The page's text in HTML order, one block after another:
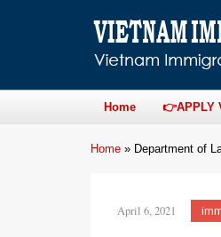
Home 👉APPLY
Home » Department of
April 6, 2021